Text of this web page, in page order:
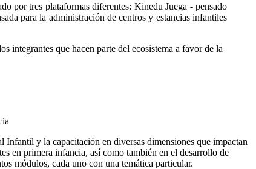
por tres plataformas diferentes: Kinedu Juega - pensado
para la administración de centros y estancias infantiles
integrantes que hacen parte del ecosistema a favor de la
y la capacitación en diversas dimensiones que impactan
en primera infancia, así como también en el desarrollo de
módulos, cada uno con una temática particular.